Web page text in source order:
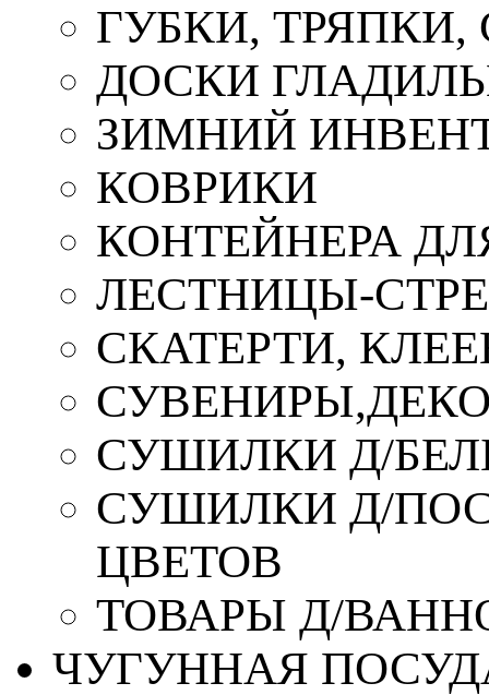
ГУБКИ,
ДОСКИ
ЗИМНИЙ
КОВРИКИ
КОНТЕЙНЕРА
ЛЕСТНИЦЫ-
СКАТЕРТИ,
СУШИЛКИ Д/
СУШИЛКИ Д/
ЦВЕТОВ
ТОВАРЫ Д/
ЧУГУННАЯ